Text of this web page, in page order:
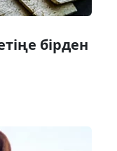
бірден